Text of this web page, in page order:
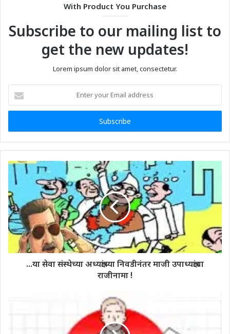
With Product You Purchase
Subscribe to our mailing list to
get the new updates!
Lorem ipsum dolor sit amet, consectetur.
your
Email
...या सेवा संस्थेच्या अध्यक्षांच्या निवडीनंतर माजी उपाध्यक्षांचा
राजीनामा !